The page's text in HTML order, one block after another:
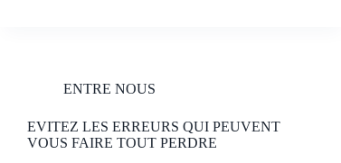
ENTRE NOUS
EVITEZ LES ERREURS QUI PEUVENT
VOUS FAIRE TOUT PERDRE